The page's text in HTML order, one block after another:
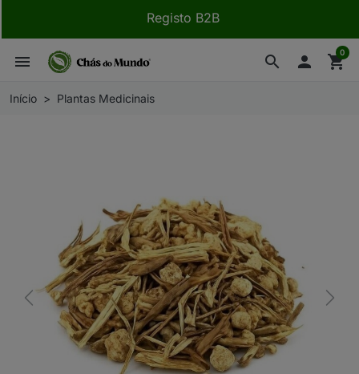
Registo B2B
search
menu  shopping_cart
0
Início Plantas Medicinais
Previous Next